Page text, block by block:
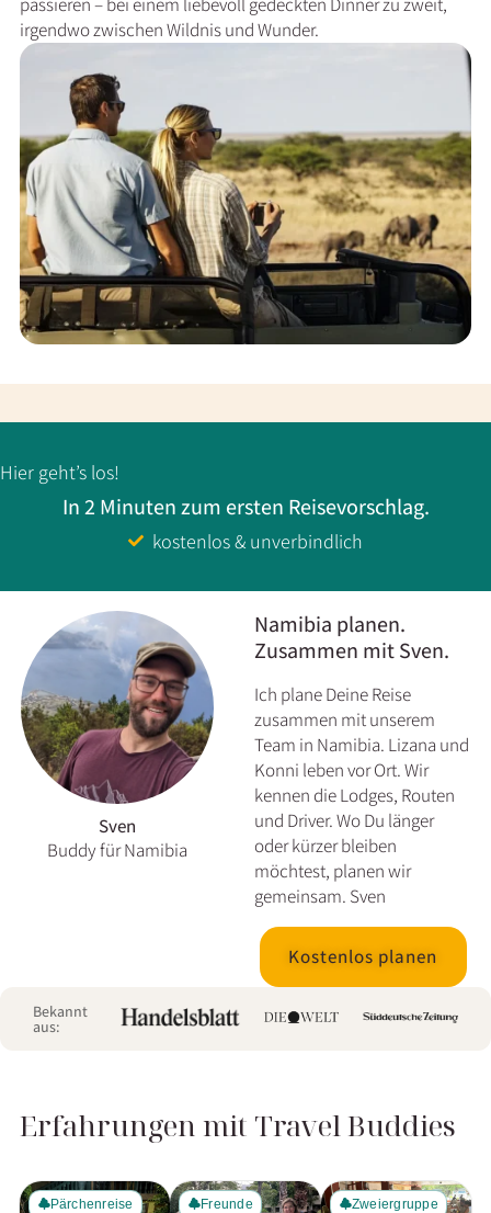
irgendwo zwischen Wildnis und Wunder.
Hier geht’s los!
In 2 Minuten zum ersten Reisevorschlag.
kostenlos & unverbindlich
Sven
Buddy für Namibia
Namibia planen.
Zusammen mit Sven.
Ich plane Deine Reise
zusammen mit unserem
Team in Namibia. Lizana und
Konni leben vor Ort. Wir
kennen die Lodges, Routen
und Driver. Wo Du länger
oder kürzer bleiben
möchtest, planen wir
gemeinsam. Sven
Kostenlos planen
Bekannt
aus:
Erfahrungen mit Travel Buddies
Pärchenreise Freunde Zweiergruppe